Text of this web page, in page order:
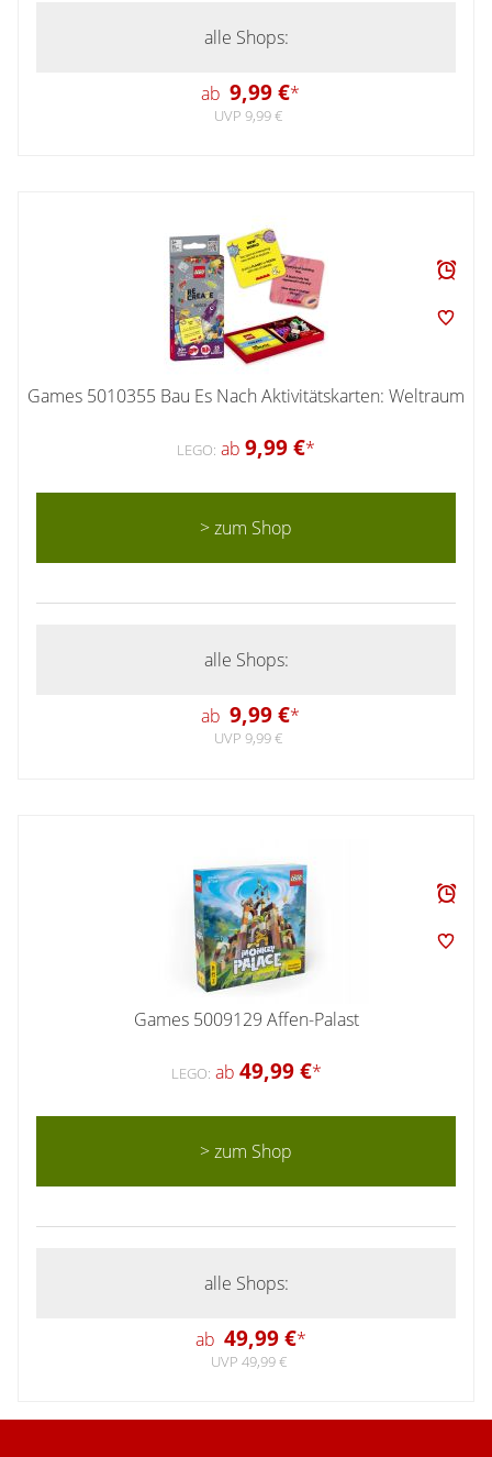
alle Shops:
ab 9,99 €*
UVP 9,99 €
Games 5010355 Bau Es Nach Aktivitätskarten: Weltraum
LEGO: ab 9,99 €*
> zum Shop
alle Shops:
ab 9,99 €*
UVP 9,99 €
Games 5009129 Affen-Palast
LEGO: ab 49,99 €*
> zum Shop
alle Shops:
ab 49,99 €*
UVP 49,99 €